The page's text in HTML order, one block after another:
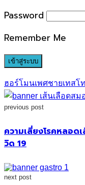
Password
Remember Me
ฮอร์โมนเพศชายเทสโ
previous post
ความเสี่ยงโรคหลอด
วิด 19
next post